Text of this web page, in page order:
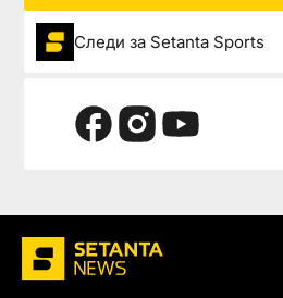
Следи за Setanta Sports